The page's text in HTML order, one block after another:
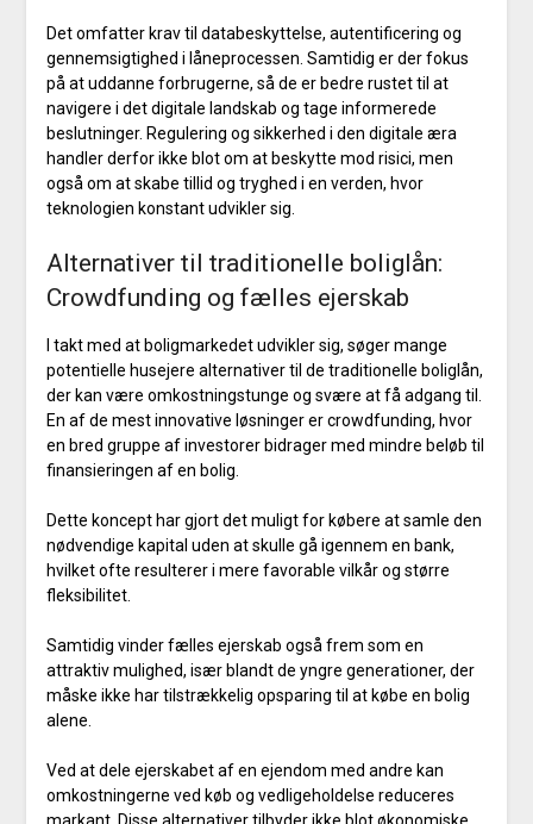
Det omfatter krav til databeskyttelse, autentificering og
gennemsigtighed i låneprocessen. Samtidig er der fokus
på at uddanne forbrugerne, så de er bedre rustet til at
navigere i det digitale landskab og tage informerede
beslutninger. Regulering og sikkerhed i den digitale æra
handler derfor ikke blot om at beskytte mod risici, men
også om at skabe tillid og tryghed i en verden, hvor
teknologien konstant udvikler sig.
Alternativer til traditionelle boliglån:
Crowdfunding og fælles ejerskab
I takt med at boligmarkedet udvikler sig, søger mange
potentielle husejere alternativer til de traditionelle boliglån,
der kan være omkostningstunge og svære at få adgang til.
En af de mest innovative løsninger er crowdfunding, hvor
en bred gruppe af investorer bidrager med mindre beløb til
finansieringen af en bolig.
Dette koncept har gjort det muligt for købere at samle den
nødvendige kapital uden at skulle gå igennem en bank,
hvilket ofte resulterer i mere favorable vilkår og større
fleksibilitet.
Samtidig vinder fælles ejerskab også frem som en
attraktiv mulighed, især blandt de yngre generationer, der
måske ikke har tilstrækkelig opsparing til at købe en bolig
alene.
Ved at dele ejerskabet af en ejendom med andre kan
omkostningerne ved køb og vedligeholdelse reduceres